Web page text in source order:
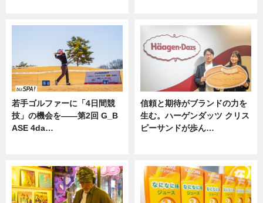
若手ゴルファーに「4日間競
技」の機会を——第2回 G_B
ASE 4da…
信頼と期待がブランドの力を
生む。ハーゲンダッツ クリス
ピーサンドが歩ん…